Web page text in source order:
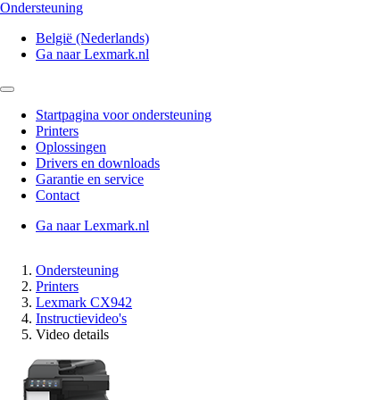
Ondersteuning
België (Nederlands)
Ga naar Lexmark.nl
Startpagina voor ondersteuning
Printers
Oplossingen
Drivers en downloads
Garantie en service
Contact
Ga naar Lexmark.nl
Ondersteuning
Printers
Lexmark CX942
Instructievideo's
Video details